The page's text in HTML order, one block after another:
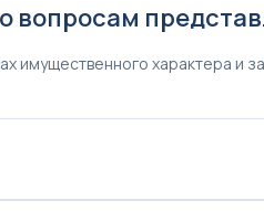
вопросам
имущественного характера и